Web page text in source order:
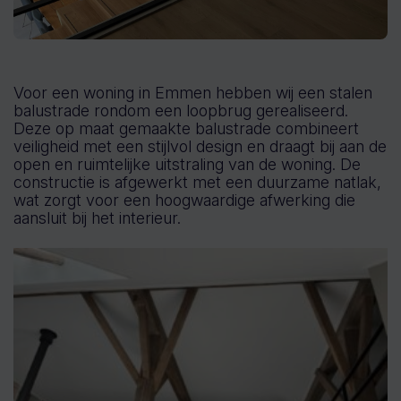
Voor een woning in Emmen hebben wij een stalen
balustrade rondom een loopbrug gerealiseerd.
Deze op maat gemaakte balustrade combineert
veiligheid met een stijlvol design en draagt bij aan de
open en ruimtelijke uitstraling van de woning. De
constructie is afgewerkt met een duurzame natlak,
wat zorgt voor een hoogwaardige afwerking die
aansluit bij het interieur.